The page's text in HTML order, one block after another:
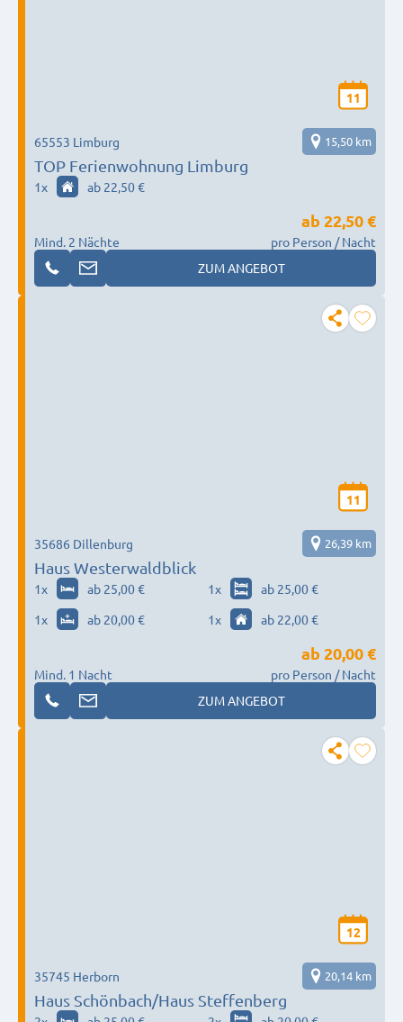
11
TOP Ferienwohnung Limburg
65553 Limburg 15,50 km
1x ab 22,50 €
Mind. 2 Nächte
ab 22,50 €
pro Person / Nacht
ZUM ANGEBOT
11
Haus Westerwaldblick
35686 Dillenburg 26,39 km
1x ab 25,00 € 1x
ab 25,00 €
1x ab 20,00 € 1x ab 22,00 €
Mind. 1 Nacht
ab 20,00 €
pro Person / Nacht
ZUM ANGEBOT
12
Haus Schönbach/Haus Steffenberg
35745 Herborn 20,14 km